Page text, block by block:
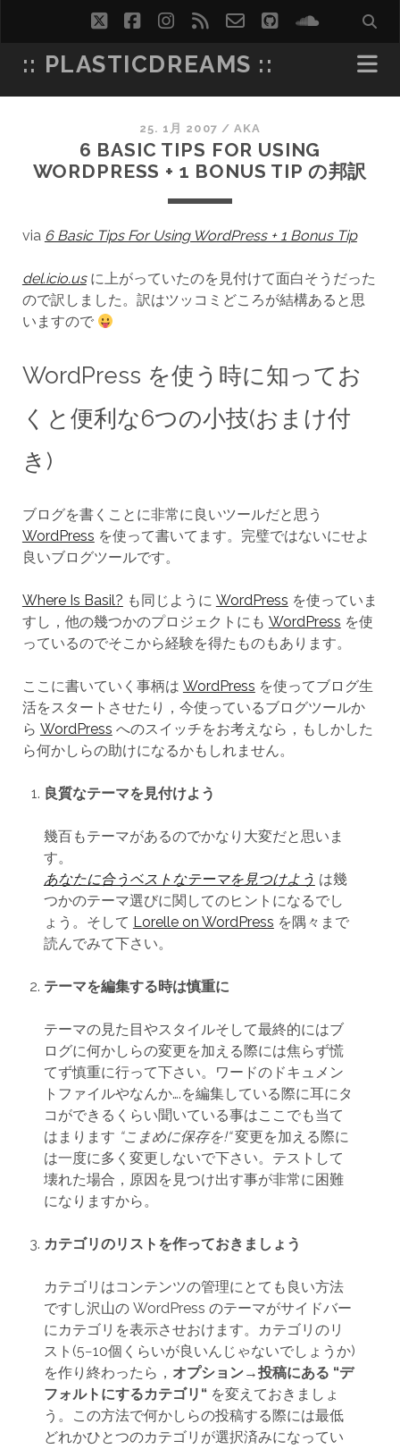
twitterfacebookinstagram
rss email-
form
github
:: PLASTICDREAMS ::
25. 1月 2007 / AKA
6 BASIC TIPS FOR USING
WORDPRESS + 1 BONUS TIP の邦訳
via 6 Basic Tips For Using WordPress + 1 Bonus Tip
del.icio.usに上がっていたのを見付けて面白そうだった
ので訳しました。訳はツッコミどころが結構あると思
いますので
WordPress を使う時に知ってお
くと便利な6つの小技(おまけ付
き)
ブログを書くことに非常に良いツールだと思う
WordPress を使って書いてます。完璧ではないにせよ
良いブログツールです。
Where Is Basil? も同じように WordPress を使っていま
すし，他の幾つかのプロジェクトにも WordPress を使
っているのでそこから経験を得たものもあります。
ここに書いていく事柄は WordPress を使ってブログ生
活をスタートさせたり，今使っているブログツールか
ら WordPress へのスイッチをお考えなら，もしかした
ら何かしらの助けになるかもしれません。
良質なテーマを見付けよう
幾百もテーマがあるのでかなり大変だと思いま
す。
あなたに合うベストなテーマを見つけよう は幾
つかのテーマ選びに関してのヒントになるでし
ょう。そして Lorelle on WordPress を隅々まで
読んでみて下さい。
テーマを編集する時は慎重に
テーマの見た目やスタイルそして最終的にはブ
ログに何かしらの変更を加える際には焦らず慌
てず慎重に行って下さい。ワードのドキュメン
トファイルやなんか….を編集している際に耳にタ
コができるくらい聞いている事はここでも当て
はまります “こまめに保存を!“変更を加える際に
は一度に多く変更しないで下さい。テストして
壊れた場合，原因を見つけ出す事が非常に困難
になりますから。
カテゴリのリストを作っておきましょう
カテゴリはコンテンツの管理にとても良い方法
ですし沢山の WordPress のテーマがサイドバー
にカテゴリを表示させおけます。カテゴリのリ
スト(5−10個くらいが良いんじゃないでしょうか)
を作り終わったら， オプション→投稿にある “デ
フォルトにするカテゴリ“を変えておきましょ
う。この方法で何かしらの投稿する際には最低
どれかひとつのカテゴリが選択済みになってい